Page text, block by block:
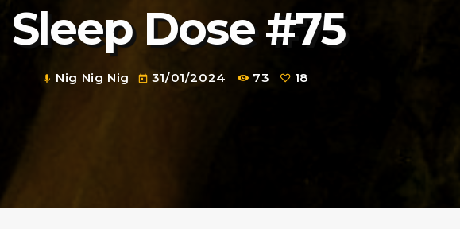
Sleep Dose #75
mic Nig Nig Nig today 31/01/2024 73 18